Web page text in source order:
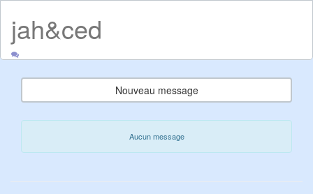
jah&ced
Nouveau message
Aucun message